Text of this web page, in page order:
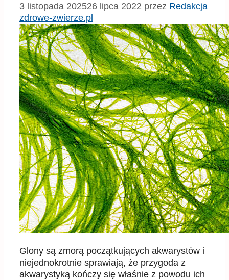
3 listopada 202526 lipca 2022 przez Redakcja
zdrowe-zwierze.pl
Glony są zmorą początkujących akwarystów i
niejednokrotnie sprawiają, że przygoda z
akwarystyką kończy się właśnie z powodu ich